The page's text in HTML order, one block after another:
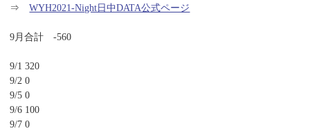
⇒WYH2021-Night日中DATA公式ページ
9月合計 -560
9/1 320
9/2 0
9/5 0
9/6 100
9/7 0